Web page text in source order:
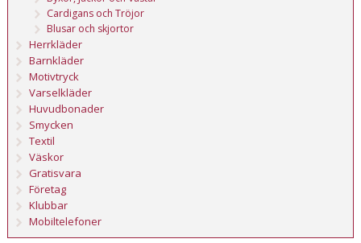
Cardigans och Tröjor
Blusar och skjortor
Herrkläder
Barnkläder
Motivtryck
Varselkläder
Huvudbonader
Smycken
Textil
Väskor
Gratisvara
Företag
Klubbar
Mobiltelefoner